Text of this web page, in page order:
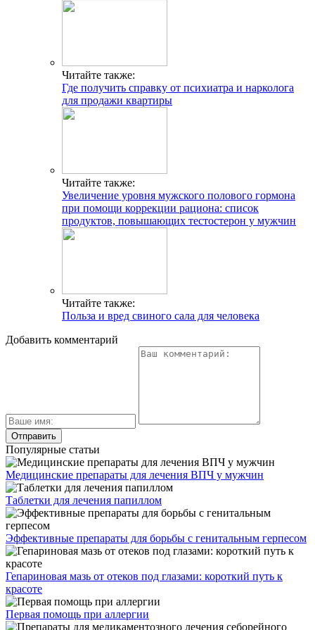
Читайте также:
Где получить справку от психиатра и нарколога
для продажи квартиры
Читайте также:
Увеличение уровня мужского полового гормона
при помощи коррекции рациона: список
продуктов, повышающих тестостерон у мужчин
Читайте также:
Польза и вред свиного сала для человека
Добавить комментарий
Популярные статьи
Медицинские препараты для лечения ВПЧ у мужчин
Таблетки для лечения папиллом
Эффективные препараты для борьбы с генитальным герпесом
Гепариновая мазь от отеков под глазами: короткий путь к
красоте
Первая помощь при аллергии